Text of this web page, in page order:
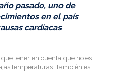
pasado, uno de
en el país
cardíacas
tener en cuenta que no es
temperaturas. También es